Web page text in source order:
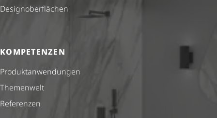
Design­ober­flä­chen
KOMPETENZEN
Produkt­anwendungen
Themenwelt
Referenzen